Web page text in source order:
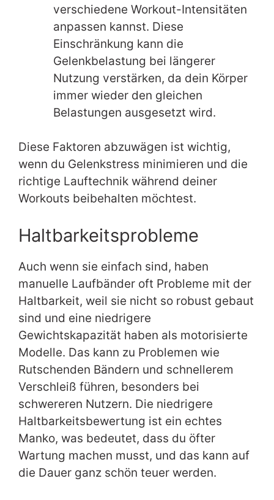
verschiedene Workout-Intensitäten
anpassen kannst. Diese
Einschränkung kann die
Gelenkbelastung bei längerer
Nutzung verstärken, da dein Körper
immer wieder den gleichen
Belastungen ausgesetzt wird.
Diese Faktoren abzuwägen ist wichtig,
wenn du Gelenkstress minimieren und die
richtige Lauftechnik während deiner
Workouts beibehalten möchtest.
Haltbarkeitsprobleme
Auch wenn sie einfach sind, haben
manuelle Laufbänder oft Probleme mit der
Haltbarkeit, weil sie nicht so robust gebaut
sind und eine niedrigere
Gewichtskapazität haben als motorisierte
Modelle. Das kann zu Problemen wie
Rutschenden Bändern und schnellerem
Verschleiß führen, besonders bei
schwereren Nutzern. Die niedrigere
Haltbarkeitsbewertung ist ein echtes
Manko, was bedeutet, dass du öfter
Wartung machen musst, und das kann auf
die Dauer ganz schön teuer werden.